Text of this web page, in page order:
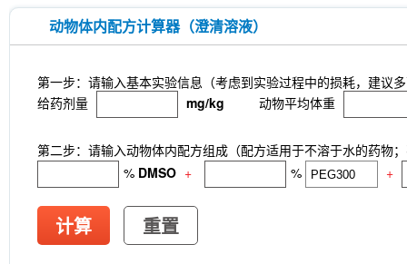
动物体内配方计算器（澄清溶液）
第一步：请输入基本实验信息（考虑到实验过程中的损耗，建议
给药剂量
mg/kg 动物平均体重
第二步：请输入动物体内配方组成（配方适用于不溶于水的药物
% DMSO + % +
计算 重置